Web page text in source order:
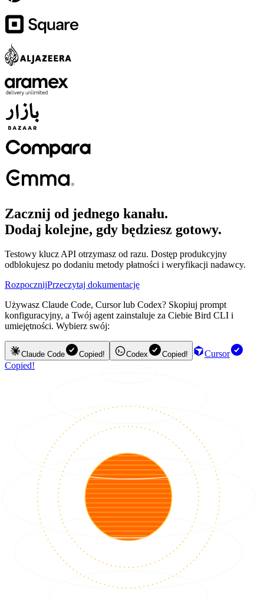
Zacznij od jednego kanału.
Dodaj kolejne, gdy będziesz gotowy.
Testowy klucz API otrzymasz od razu. Dostęp produkcyjny
odblokujesz po dodaniu metody płatności i weryfikacji nadawcy.
RozpocznijPrzeczytaj dokumentację
Używasz Claude Code, Cursor lub Codex? Skopiuj prompt
konfiguracyjny, a Twój agent zainstaluje za Ciebie Bird CLI i
umiejętności. Wybierz swój:
Claude Code Copied! Codex Copied!
Cursor
Copied!